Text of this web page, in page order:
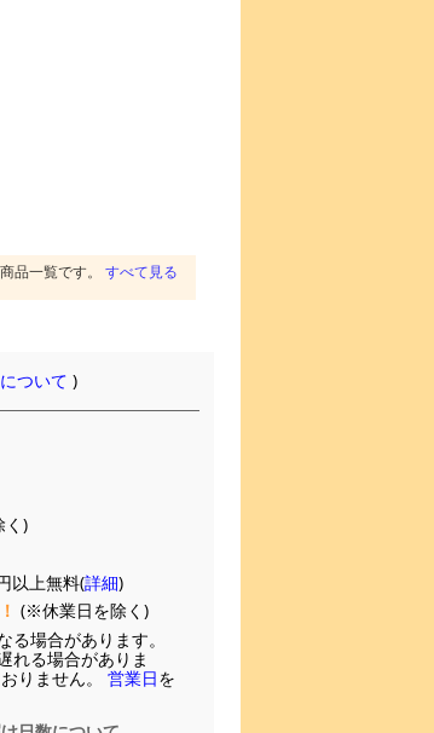
品一覧です。 すべて見る
ついて )
く)
以上無料(詳細)
(※休業日を除く)
場合があります。
れる場合がありま
りません。 営業日を